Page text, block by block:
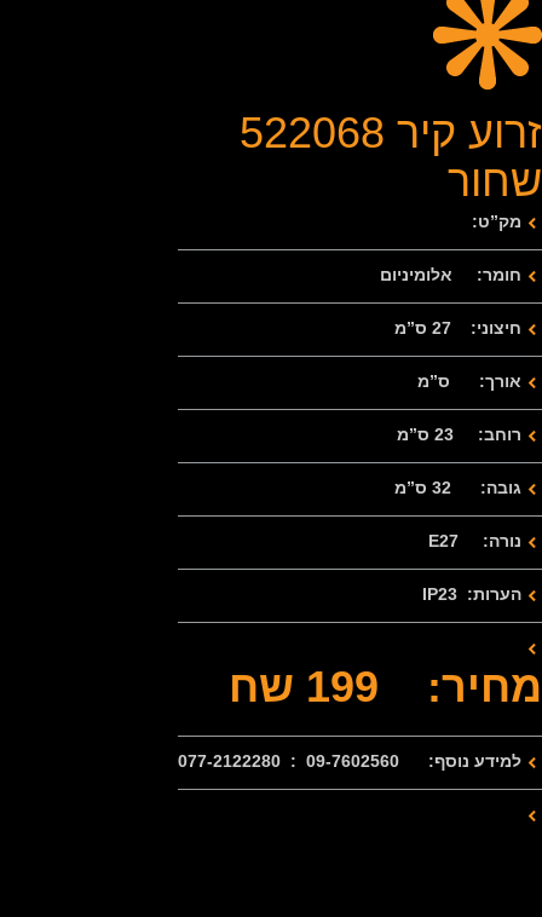
זרוע קיר 522068
שחור
מק”ט:
חומר: אלומיניום
חיצוני: 27 ס”מ
אורך: ס”מ
רוחב: 23 ס”מ
גובה: 32 ס”מ
נורה: E27
הערות: IP23
מחיר: 199 שח
למידע נוסף: 09-7602560 : 077-2122280